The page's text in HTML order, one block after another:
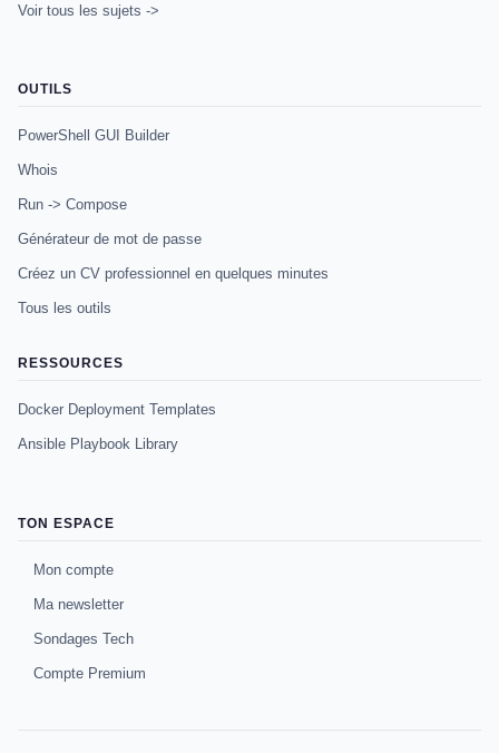
Voir tous les sujets ->
OUTILS
PowerShell GUI Builder
Whois
Run -> Compose
Générateur de mot de passe
Créez un CV professionnel en quelques minutes
Tous les outils
RESSOURCES
Docker Deployment Templates
Ansible Playbook Library
TON ESPACE
Mon compte
Ma newsletter
Sondages Tech
Compte Premium